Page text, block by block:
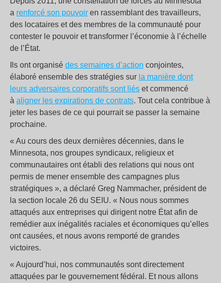
a renforcé son pouvoir en rassemblant des travailleurs,
des locataires et des membres de la communauté pour
contester le pouvoir et transformer l’économie à l’échelle
de l’État.
Ils ont organisé des semaines d’action conjointes,
élaboré ensemble des stratégies sur la manière dont
leurs adversaires corporatifs sont liés et commencé
à aligner les expirations de contrats. Tout cela contribue à
jeter les bases de ce qui pourrait se passer la semaine
prochaine.
« Au cours des deux dernières décennies, dans le
Minnesota, nos groupes syndicaux, religieux et
communautaires ont établi des relations qui nous ont
permis de mener ensemble des campagnes plus
stratégiques », a déclaré Greg Nammacher, président de
la section locale 26 du SEIU. « Nous nous sommes
attaqués aux entreprises qui dirigent notre État afin de
remédier aux inégalités raciales et économiques qu’elles
ont causées, et nous avons remporté de grandes
victoires.
« Aujourd’hui, nos communautés sont directement
attaquées par le gouvernement fédéral. Et nous allons